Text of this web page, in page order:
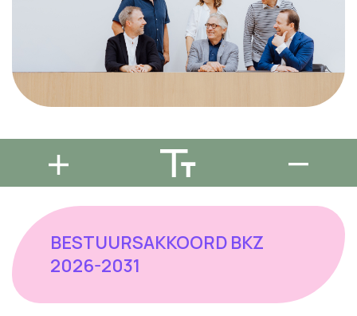
BESTUURSAKKOORD BKZ
2026-2031